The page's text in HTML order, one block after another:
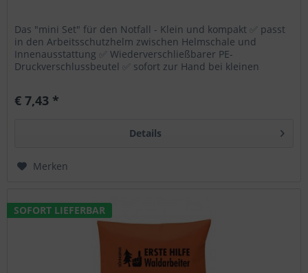
Das "mini Set" für den Notfall - Klein und kompakt ✅ passt
in den Arbeitsschutzhelm zwischen Helmschale und
Innenausstattung ✅ Wiederverschließbarer PE-
Druckverschlussbeutel ✅ sofort zur Hand bei kleinen
€ 7,43 *
Details
Merken
SOFORT LIEFERBAR